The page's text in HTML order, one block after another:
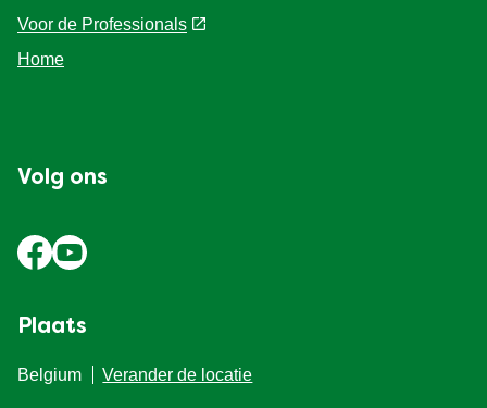
Voor de Professionals
Home
Volg ons
Plaats
Belgium Verander de locatie